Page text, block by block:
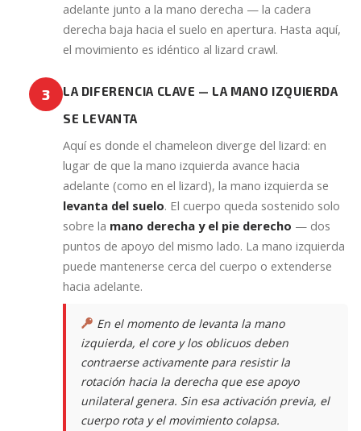
adelante junto a la mano derecha — la cadera
derecha baja hacia el suelo en apertura. Hasta aquí,
el movimiento es idéntico al lizard crawl.
3
LA DIFERENCIA CLAVE — LA MANO IZQUIERDA
SE LEVANTA
Aquí es donde el chameleon diverge del lizard: en
lugar de que la mano izquierda avance hacia
adelante (como en el lizard), la mano izquierda se
levanta del suelo. El cuerpo queda sostenido solo
sobre la mano derecha y el pie derecho — dos
puntos de apoyo del mismo lado. La mano izquierda
puede mantenerse cerca del cuerpo o extenderse
hacia adelante.
En el momento de levanta la mano
izquierda, el core y los oblicuos deben
contraerse activamente para resistir la
rotación hacia la derecha que ese apoyo
unilateral genera. Sin esa activación previa, el
cuerpo rota y el movimiento colapsa.